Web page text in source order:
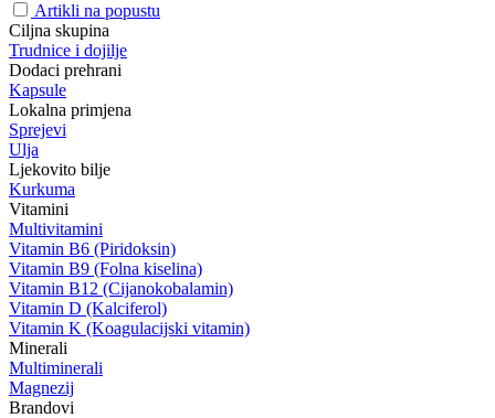
Artikli na popustu
Ciljna skupina
Trudnice i dojilje
Dodaci prehrani
Kapsule
Lokalna primjena
Sprejevi
Ulja
Ljekovito bilje
Kurkuma
Vitamini
Multivitamini
Vitamin B6 (Piridoksin)
Vitamin B9 (Folna kiselina)
Vitamin B12 (Cijanokobalamin)
Vitamin D (Kalciferol)
Vitamin K (Koagulacijski vitamin)
Minerali
Multiminerali
Magnezij
Brandovi